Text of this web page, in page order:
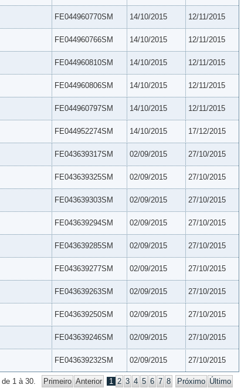
FE044960770SM 14/10/2015 12/11/2015
FE044960766SM 14/10/2015 12/11/2015
FE044960810SM 14/10/2015 12/11/2015
FE044960806SM 14/10/2015 12/11/2015
FE044960797SM 14/10/2015 12/11/2015
FE044952274SM 14/10/2015 17/12/2015
FE043639317SM 02/09/2015 27/10/2015
FE043639325SM 02/09/2015 27/10/2015
FE043639303SM 02/09/2015 27/10/2015
FE043639294SM 02/09/2015 27/10/2015
FE043639285SM 02/09/2015 27/10/2015
FE043639277SM 02/09/2015 27/10/2015
FE043639263SM 02/09/2015 27/10/2015
FE043639250SM 02/09/2015 27/10/2015
FE043639246SM 02/09/2015 27/10/2015
FE043639232SM 02/09/2015 27/10/2015
1 à 30. Primeiro Anterior 1 2 3 4 5 6 7 8 Próximo Último